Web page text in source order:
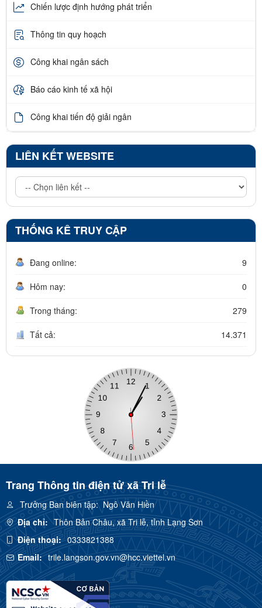
Chiến lược định hướng phát triển
Thông tin quy hoạch
Công khai ngân sách
Báo cáo kinh tế xã hội
Công khai tiến độ giải ngân
LIÊN KẾT WEBSITE
THỐNG KÊ TRUY CẬP
Đang online: 9
Hôm nay: 0
Trong tháng: 279
Tất cả: 14.371
Trang Thông tin điện tử xã Tri lễ
Trưởng Ban biên tập:Ngô Văn Hiền
Địa chỉ: Thôn Bản Châu, xã Tri lễ, tỉnh Lạng Sơn
Điện thoại: 0333821388
Email: trile.langson.gov.vn@hcc.viettel.vn